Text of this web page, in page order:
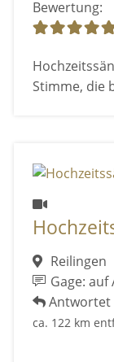
Bewertung:
Stimme, die
Reilingen
Gage: auf
Antwortet
ca. 122 km